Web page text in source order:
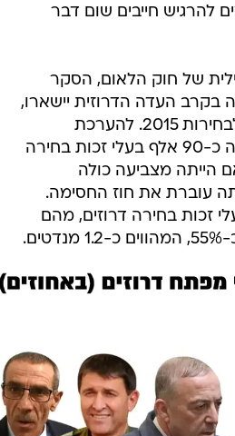
להרגיש חייבים שום דבר
של חוק הלאום, הסקר
בקרב העדה הדרוזית יישארו,
פחות או יותר, דומים לבחירות 2015. להערכת
מקלדה, כל העדה מונה כ-90 אלף בעלי זכות בחירה
הייתה מצביעה כולה
עוברת את חוז החסימה.
77 אלף בעלי זכות בחירה דרוזים, מהם